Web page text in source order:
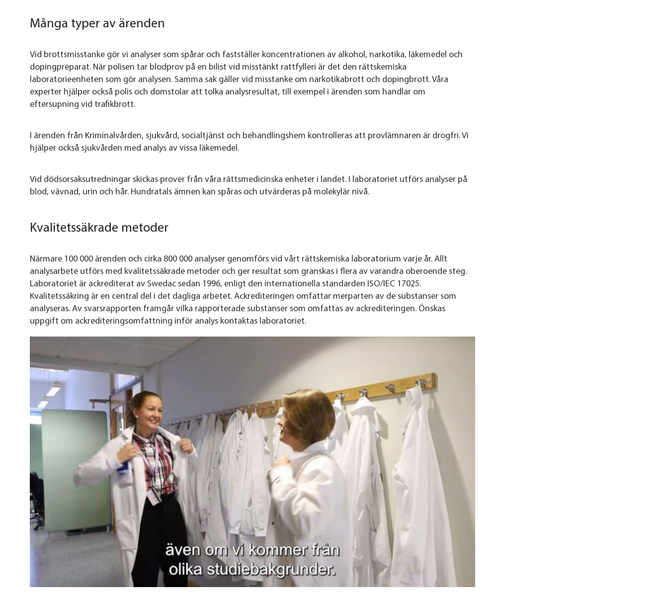
Många typer av ärenden
Vid brottsmisstanke gör vi analyser som spårar och fastställer koncentrationen av alkohol, narkotika, läkemedel och
dopingpreparat. När polisen tar blodprov på en bilist vid misstänkt rattfylleri är det den rättskemiska
laboratorieenheten som gör analysen. Samma sak gäller vid misstanke om narkotikabrott och dopingbrott. Våra
experter hjälper också polis och domstolar att tolka analysresultat, till exempel i ärenden som handlar om
eftersupning vid trafikbrott.
I ärenden från Kriminalvården, sjukvård, socialtjänst och behandlingshem kontrolleras att provlämnaren är drogfri. Vi
hjälper också sjukvården med analys av vissa läkemedel.
Vid dödsorsaksutredningar skickas prover från våra rättsmedicinska enheter i landet. I laboratoriet utförs analyser på
blod, vävnad, urin och hår. Hundratals ämnen kan spåras och utvärderas på molekylär nivå.
Kvalitetssäkrade metoder
Närmare 100 000 ärenden och cirka 800 000 analyser genomförs vid vårt rättskemiska laboratorium varje år. Allt
analysarbete utförs med kvalitetssäkrade metoder och ger resultat som granskas i flera av varandra oberoende steg.
Laboratoriet är ackrediterat av Swedac sedan 1996, enligt den internationella standarden ISO/IEC 17025.
Kvalitetssäkring är en central del i det dagliga arbetet. Ackrediteringen omfattar merparten av de substanser som
analyseras. Av svarsrapporten framgår vilka rapporterade substanser som omfattas av ackrediteringen. Önskas
uppgift om ackrediteringsomfattning inför analys kontaktas laboratoriet.